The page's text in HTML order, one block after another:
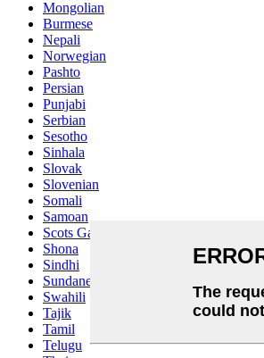
Mongolian
Burmese
Nepali
Norwegian
Pashto
Persian
Punjabi
Serbian
Sesotho
Sinhala
Slovak
Slovenian
Somali
Samoan
Scots Gaelic
Shona
Sindhi
Sundanese
Swahili
Tajik
Tamil
Telugu